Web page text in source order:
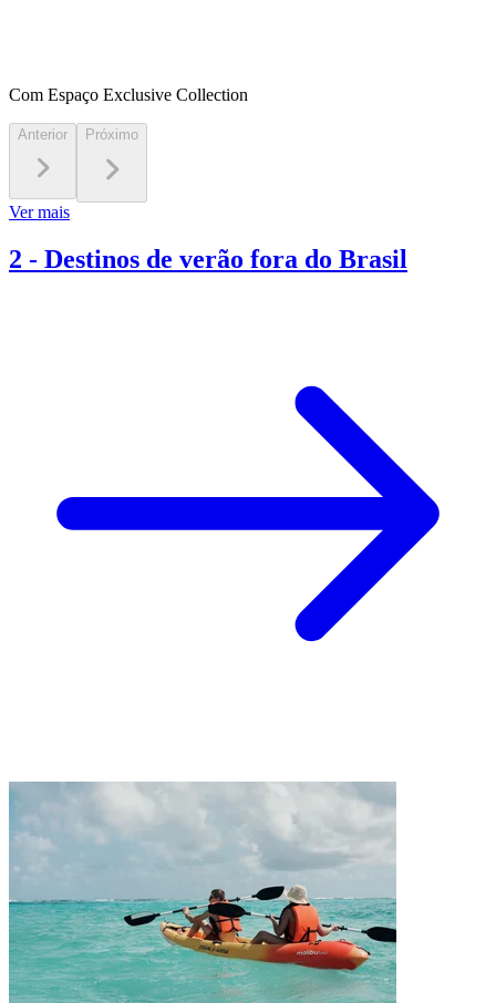
Com Espaço Exclusive Collection
Anterior Próximo
Ver mais
2 - Destinos de verão fora do Brasil